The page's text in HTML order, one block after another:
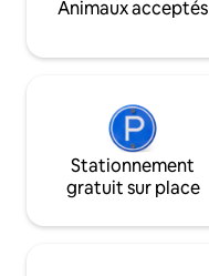
Animaux acceptés
Stationnement
gratuit sur place